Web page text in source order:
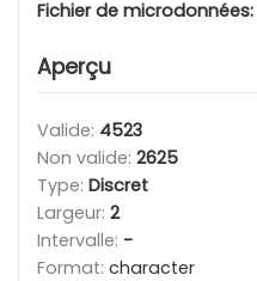
Fichier de microdonnées:
Aperçu
Valide: 4523
Non valide: 2625
Type: Discret
Largeur: 2
Intervalle: -
Format: character